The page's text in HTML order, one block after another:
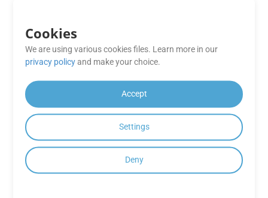
האם יש מגבלות כלשהן לתכונות הזמינות
באפליקציות GroupDocs.Conversion
Cloud Free?
לאפליקציות GroupDocs.Conversion Cloud Free עשויות להיות
מגבלות על מספר ההמרות, גודל הקובץ או פורמטי הפלט
בהשוואה לתוכניות המנוי בתשלום.
האם אוכל להתאים אישית פורמטים של
פלט (למשל, להתאים את איכות התמונה,
דחיסת PDF או טווחי עמודים)?
Cookies
We are using various cookies files. Learn more in our
privacy policyand make your choice.
Accept
Settings
Deny